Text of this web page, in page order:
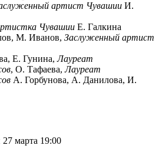
артист Чувашии И.
Чувашии Е. Галкина
М. Иванов, Заслуженный артист
Е. Гунина,Лауреат
, О. Тафаева,Лауреат
А. Горбунова, А. Данилова, И.
марта 19:00